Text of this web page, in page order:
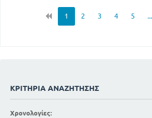
1 2 3 4 5
ΚΡΙΤΉΡΙΑ ΑΝΑΖΉΤΗΣΗΣ
Χρονολογίες: